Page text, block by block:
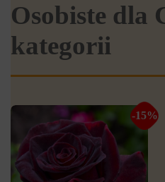
Osobiste dla
kategorii
-15%